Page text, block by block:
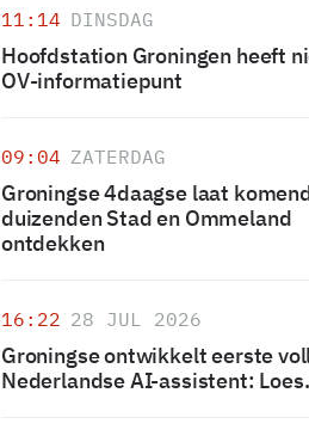
11:14 DINSDAG
Hoofdstation Groningen heeft
OV-informatiepunt
09:04 ZATERDAG
Groningse 4daagse laat
duizenden Stad en Ommeland
ontdekken
16:22 28 JUL 2026
Groningse ontwikkelt eerste
Nederlandse AI-assistent: